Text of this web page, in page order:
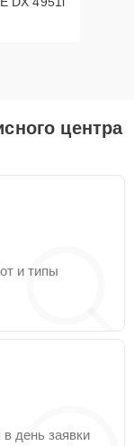
центра
и типы
день заявки